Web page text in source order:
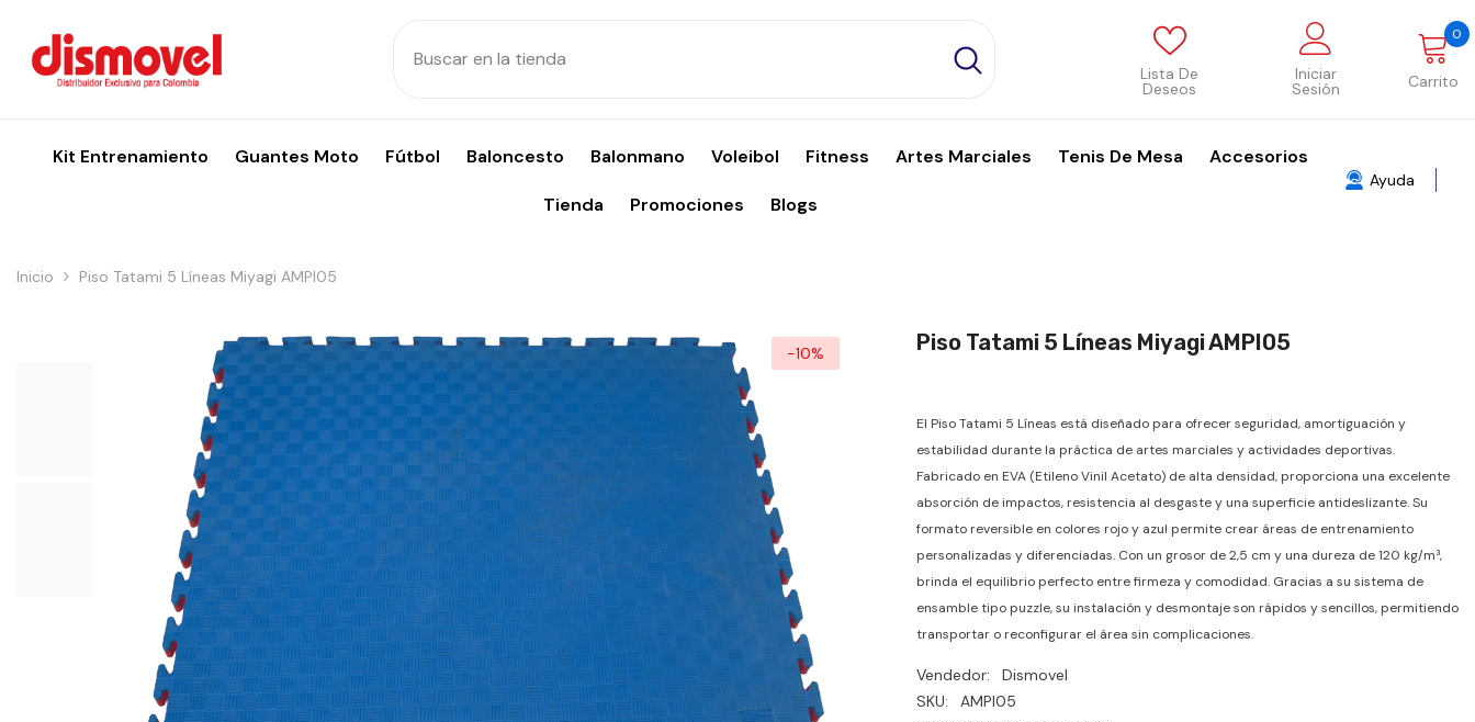
Lista De
Deseos
Iniciar
Sesión Carrito
0 0
Kit Entrenamiento Guantes Moto Fútbol Baloncesto Balonmano Voleibol Fitness Artes Marciales Tenis De Mesa Accesorios
Tienda Promociones Blogs
Ayuda
Inicio Piso Tatami 5 Líneas Miyagi AMPI05
-10% Piso Tatami 5 Líneas Miyagi AMPI05
El Piso Tatami 5 Líneas está diseñado para ofrecer seguridad, amortiguación y
estabilidad durante la práctica de artes marciales y actividades deportivas.
Fabricado en EVA (Etileno Vinil Acetato) de alta densidad, proporciona una excelente
absorción de impactos, resistencia al desgaste y una superficie antideslizante. Su
formato reversible en colores rojo y azul permite crear áreas de entrenamiento
personalizadas y diferenciadas. Con un grosor de 2,5 cm y una dureza de 120 kg/m³,
brinda el equilibrio perfecto entre firmeza y comodidad. Gracias a su sistema de
ensamble tipo puzzle, su instalación y desmontaje son rápidos y sencillos, permitiendo
transportar o reconfigurar el área sin complicaciones.
Vendedor:
Dismovel
SKU:
AMPI05